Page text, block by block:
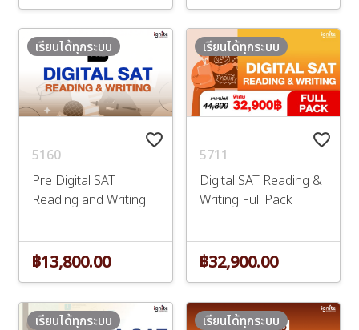
favorite_border
5160
Pre Digital SAT
Reading and Writing
เรียนได้ทุกระบบ
฿13,800.00
favorite_border
5711
Digital SAT Reading &
Writing Full Pack
เรียนได้ทุกระบบ
฿32,900.00
เรียนได้ทุกระบบ เรียนได้ทุกระบบ